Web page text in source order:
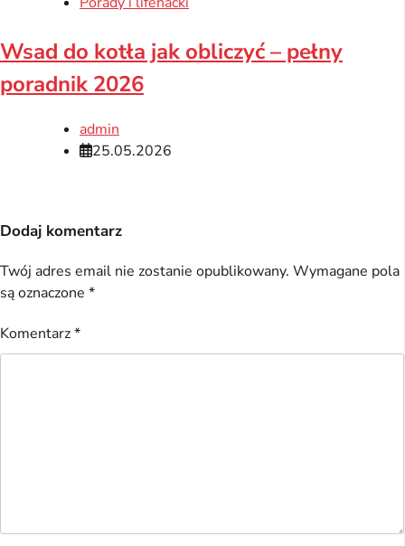
Wsad do kotła jak obliczyć – pełny
poradnik 2026
admin
25.05.2026
Dodaj komentarz
Twój adres email nie zostanie opublikowany. Wymagane pola
są oznaczone *
Komentarz*